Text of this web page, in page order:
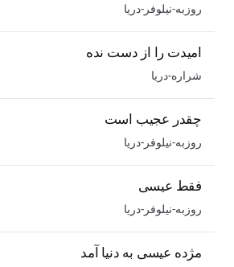
روزبه-نیلوفر-دریا
امیدت را از دست نده
شراره-دریا
چقدر عجیب است
روزبه-نیلوفر-دریا
فقط عیسی
روزبه-نیلوفر-دریا
مژده عیسی به دنیا آمد